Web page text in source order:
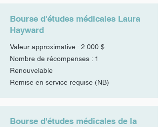
Bourse d'études médicales Laura
Hayward
Valeur approximative : 2 000 $
Nombre de récompenses : 1
Renouvelable
Remise en service requise (NB)
Bourse d'études médicales de la